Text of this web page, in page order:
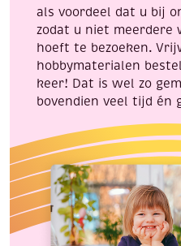
als voordeel dat u bij
zodat u niet meerdere
hoeft te bezoeken.
hobbymaterialen
keer! Dat is wel zo
bovendien veel tijd én